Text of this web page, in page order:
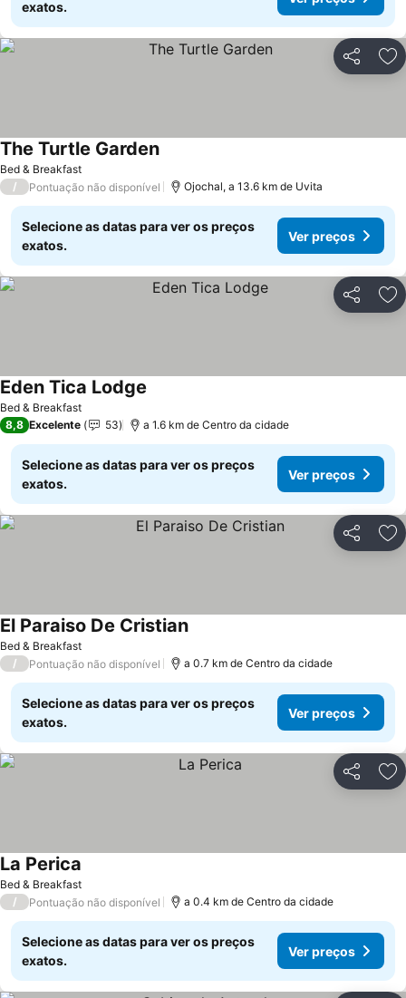
exatos.
Partilhar
Bed & Breakfast
The Turtle Garden
/ Pontuação não disponível Ojochal, a 13.6 km de Uvita
Selecione as datas para ver os preços
exatos.
Ver preços
Partilhar
Bed & Breakfast
Eden Tica Lodge
8,8 Excelente 53 a 1.6 km de Centro da cidade
Selecione as datas para ver os preços
exatos.
Ver preços
Partilhar
Bed & Breakfast
El Paraiso De Cristian
/ Pontuação não disponível a 0.7 km de Centro da cidade
Selecione as datas para ver os preços
exatos.
Ver preços
Partilhar
Bed & Breakfast
La Perica
/ Pontuação não disponível a 0.4 km de Centro da cidade
Selecione as datas para ver os preços
exatos.
Ver preços